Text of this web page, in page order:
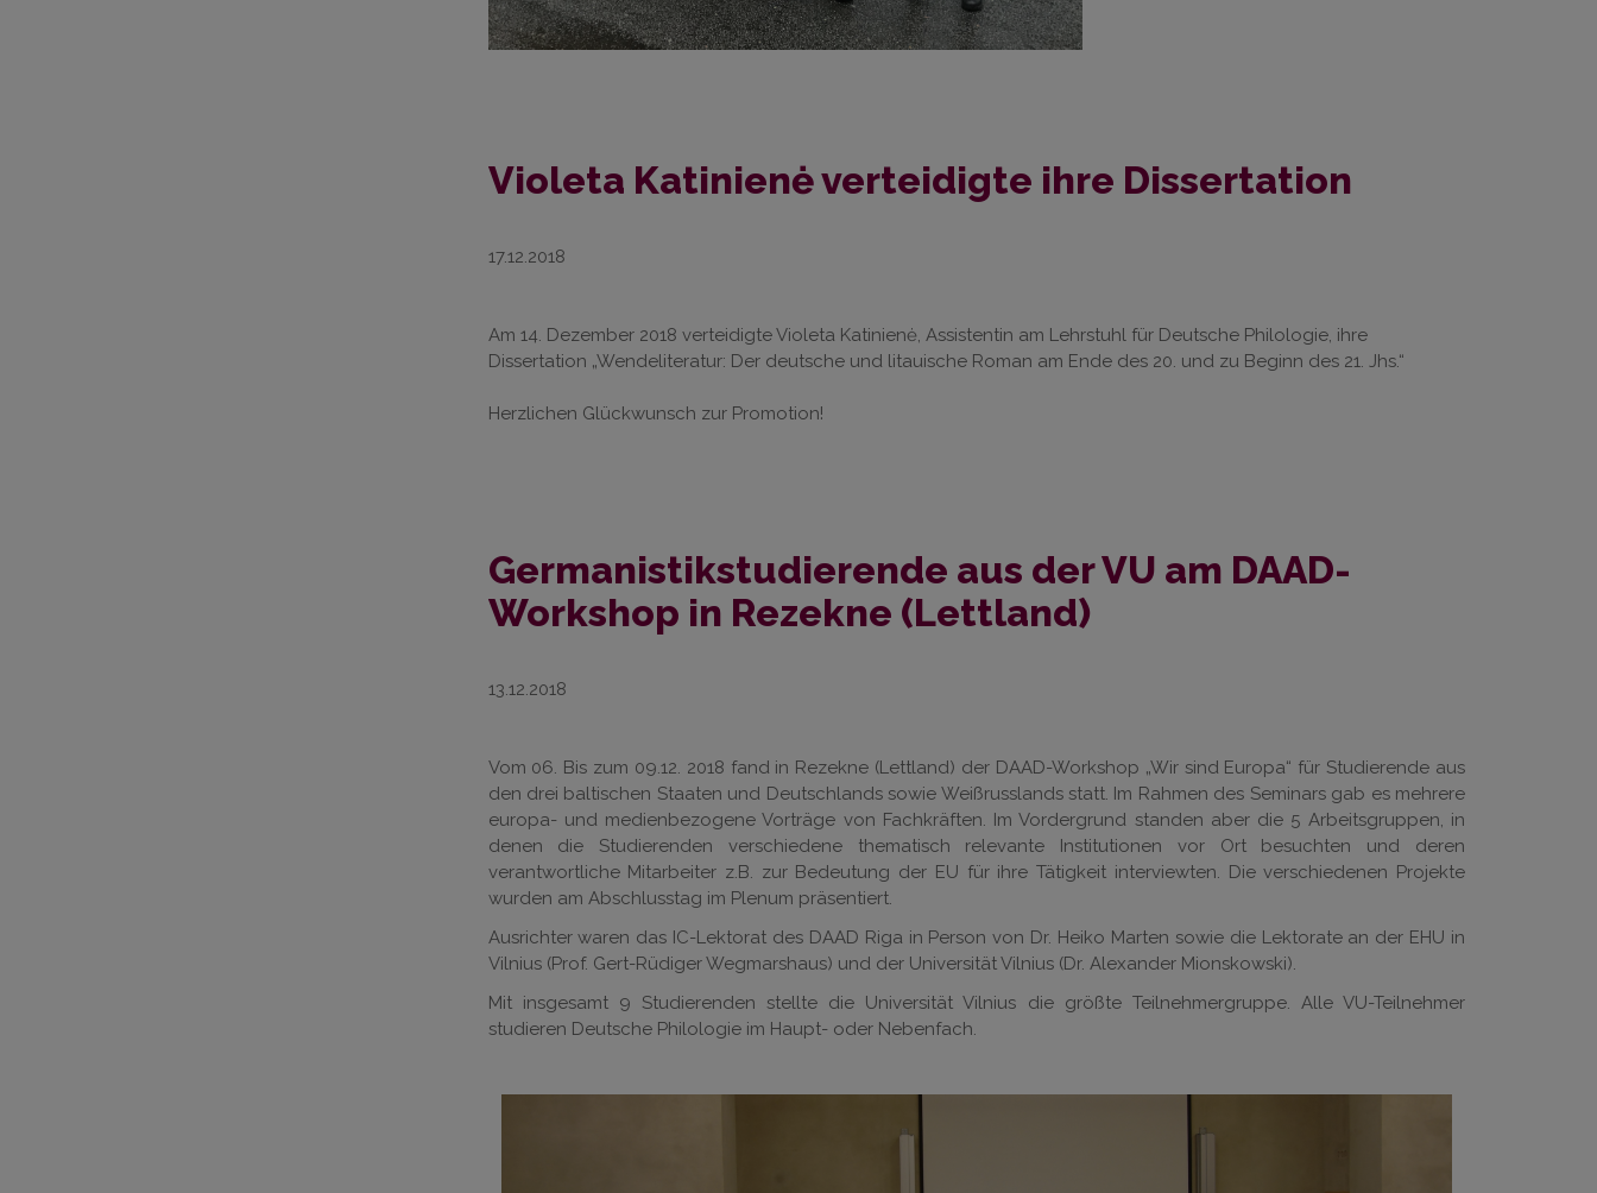
Violeta Katinienė verteidigte ihre Dissertation
17.12.2018
Am 14. Dezember 2018 verteidigte Violeta Katinienė, Assistentin am Lehrstuhl für Deutsche Philologie, ihre
Dissertation „Wendeliteratur: Der deutsche und litauische Roman am Ende des 20. und zu Beginn des 21. Jhs.“
Herzlichen Glückwunsch zur Promotion!
Germanistikstudierende aus der VU am DAAD-
Workshop in Rezekne (Lettland)
13.12.2018
Vom 06. Bis zum 09.12. 2018 fand in Rezekne (Lettland) der DAAD-Workshop „Wir sind Europa“ für Studierende aus
den drei baltischen Staaten und Deutschlands sowie Weißrusslands statt. Im Rahmen des Seminars gab es mehrere
europa- und medienbezogene Vorträge von Fachkräften. Im Vordergrund standen aber die 5 Arbeitsgruppen, in
denen die Studierenden verschiedene thematisch relevante Institutionen vor Ort besuchten und deren
verantwortliche Mitarbeiter z.B. zur Bedeutung der EU für ihre Tätigkeit interviewten. Die verschiedenen Projekte
wurden am Abschlusstag im Plenum präsentiert.
Ausrichter waren das IC-Lektorat des DAAD Riga in Person von Dr. Heiko Marten sowie die Lektorate an der EHU in
Vilnius (Prof. Gert-Rüdiger Wegmarshaus) und der Universität Vilnius (Dr. Alexander Mionskowski).
Mit insgesamt 9 Studierenden stellte die Universität Vilnius die größte Teilnehmergruppe. Alle VU-Teilnehmer
studieren Deutsche Philologie im Haupt- oder Nebenfach.